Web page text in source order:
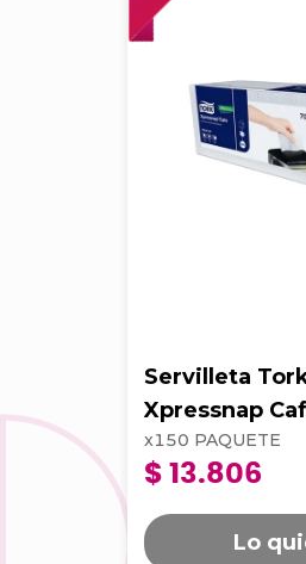
Servilleta
Xpressnap
Blanca 202223
x150 PAQUETE
$ 13.806
Lo